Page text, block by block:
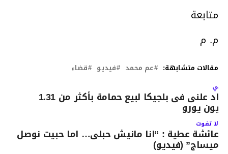
متابعة
م. م
مقالات متشابهة: عم محمد فيديو قضاء
مزاد علنى فى بلجيكا لبيع حمامة بأكثر من 1.31
يورو
لا تفوت
عائشة عطية : “انا مانيش حبلى… اما حبيت نوصل
ميساج” (فيديو)